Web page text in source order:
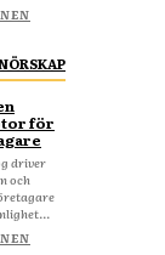
för
driver
och